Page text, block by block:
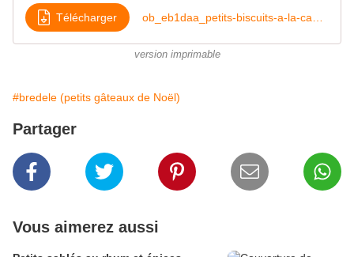
Télécharger
version imprimable
#bredele (petits gâteaux de Noël)
Partager
Vous aimerez aussi